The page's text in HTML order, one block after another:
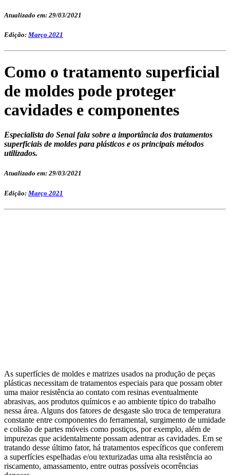
Atualizado em: 29/03/2021
Edição: Março 2021
Como o tratamento superficial
de moldes pode proteger
cavidades e componentes
Especialista do Senai fala sobre a importância dos tratamentos
superficiais de moldes para plásticos e os principais métodos
utilizados.
Atualizado em: 29/03/2021
Edição: Março 2021
As superfícies de moldes e matrizes usados na produção de peças
plásticas necessitam de tratamentos especiais para que possam obter
uma maior resistência ao contato com resinas eventualmente
abrasivas, aos produtos químicos e ao ambiente típico do trabalho
nessa área. Alguns dos fatores de desgaste são troca de temperatura
constante entre componentes do ferramental, surgimento de umidade
e colisão de partes móveis como postiços, por exemplo, além de
impurezas que acidentalmente possam adentrar as cavidades. Em se
tratando desse último fator, há tratamentos específicos que conferem
a superfícies espelhadas e/ou texturizadas uma alta resistência ao
riscamento, amassamento, entre outras possíveis ocorrências